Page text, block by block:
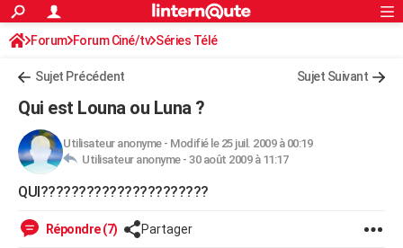
ACTUALITÉS
Politique
Société
Faits Divers
Education
Monde
Villes
+
FINANCE
Retraite
Impôts
Epargne
Immobilier
Risques naturels par ville
Banque
Assurance
Crédit
AUTO
Essais
Réserver un essai
Citadines
Berlines
SUV
Forum auto
+
Mobiles
Meilleur smartphone
Internet
Ordinateurs
Jeux vidéo
Guide high-tech
BRICOLAGE
S'inscrire
Connexion
Forum Forum Ciné/tv Séries Télé
Sujet Précédent Sujet Suivant
Qui est Louna ou Luna ?
Utilisateur anonyme- Modifié le 25 juil. 2009 à 00:19
Utilisateur anonyme - 30 août 2009 à 11:17
QUI??????????????????????
Répondre (7) Partager